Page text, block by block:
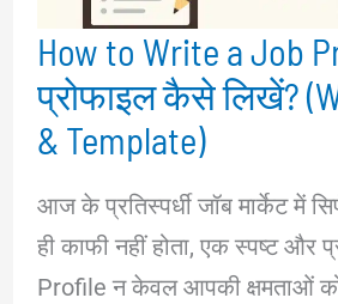
How to Write a Job
प्रोफाइल कैसे लिखें?
& Template)
आज के प्रतिस्पर्धी जॉब मार्केट में
ही काफी नहीं होता, एक स्पष्ट और
Profile न केवल आपकी क्षमताओं